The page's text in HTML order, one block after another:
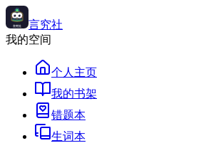
言究社
我的空间
个人主页
我的书架
错题本
生词本